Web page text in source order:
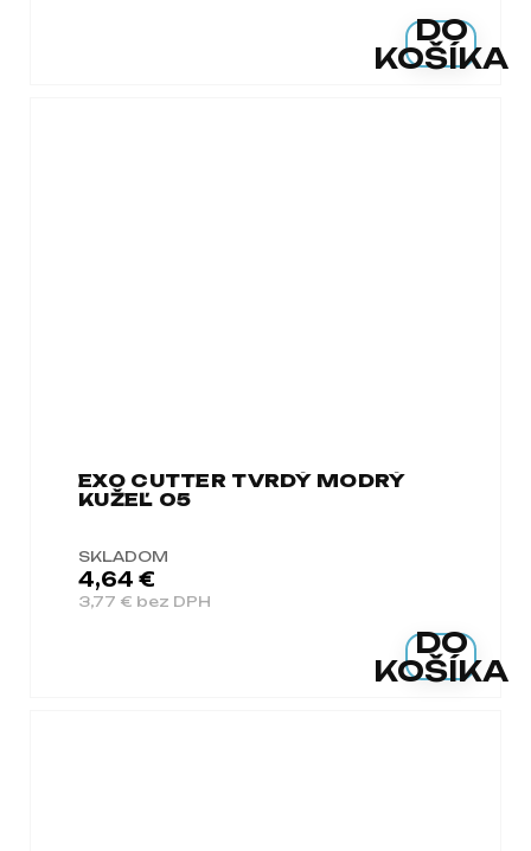
DO
KOŠÍKA
EXO CUTTER TVRDÝ MODRÝ
KUŽEĽ 05
SKLADOM
3,77 € bez DPH
4,64 €
DO
KOŠÍKA